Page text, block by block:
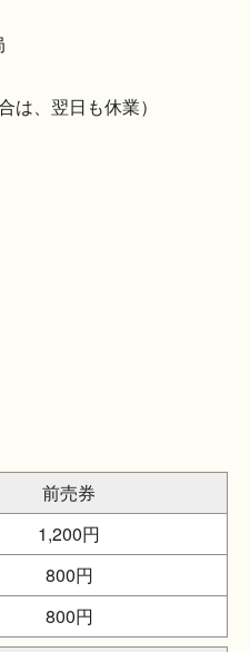
は、翌日も休業）
前売券
1,200円
800円
800円